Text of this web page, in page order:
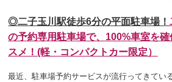
◎二子玉川駅徒歩6分の平面駐車場！
の予約専用駐車場で、100%車室を
スメ！(軽・コンパクトカー限定）
最近、駐車場予約サービスが流行ってきてい